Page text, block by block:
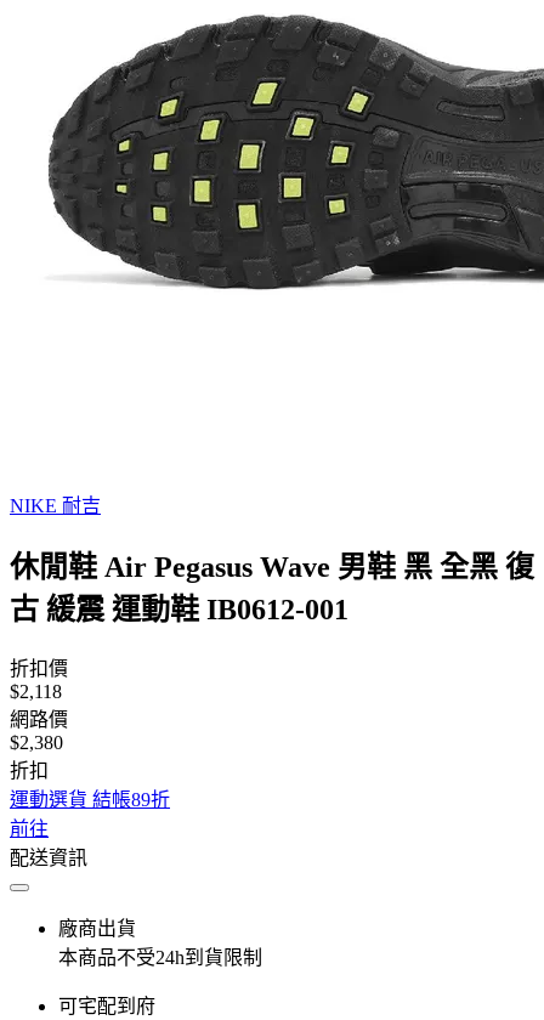
NIKE 耐吉
休閒鞋 Air Pegasus Wave 男鞋 黑 全黑 復
古 緩震 運動鞋 IB0612-001
折扣價
$2,118
網路價
$2,380
折扣
運動選貨 結帳89折
前往
配送資訊
廠商出貨
本商品不受24h到貨限制
可宅配到府